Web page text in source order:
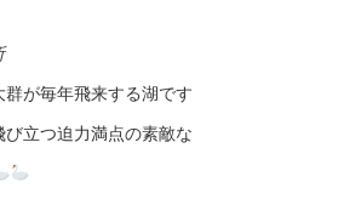
が毎年飛来する湖です
立つ迫力満点の素敵な